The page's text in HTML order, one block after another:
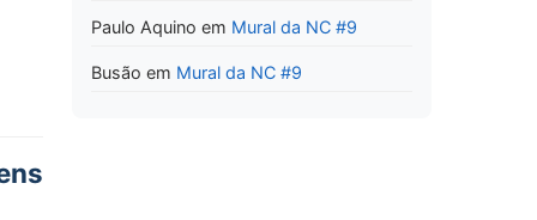
Paulo Aquino em Mural da NC #9
Busão em Mural da NC #9